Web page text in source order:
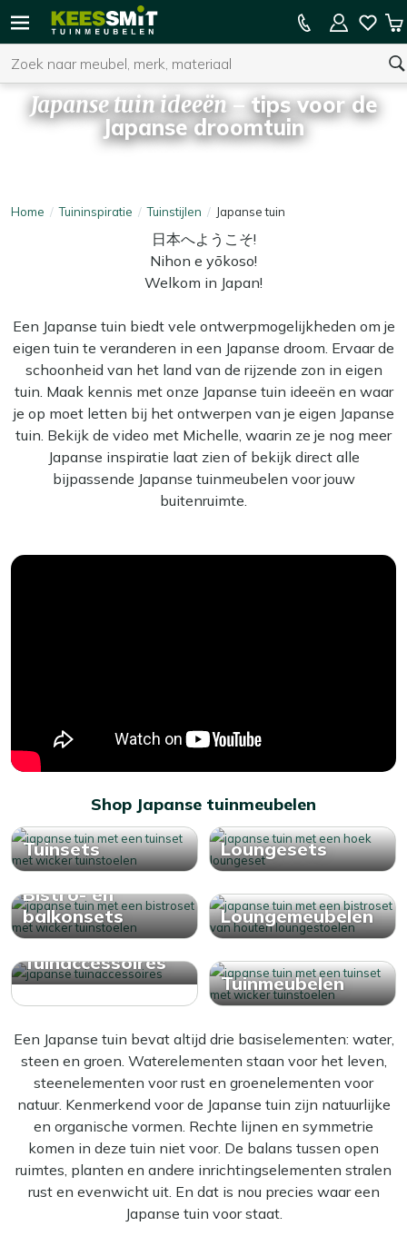
Kees
Tuinmeubelen
Zoeken
U heeft geen product(en) in uw winkelwagen.
15% kassakorting op de hele collectie
Japanse tuin ideeën– tips voor de
Japanse droomtuin
Home Tuininspiratie Tuinstijlen Japanse tuin
日本へようこそ!
Nihon e yōkoso!
Welkom in Japan!
Een Japanse tuin biedt vele ontwerpmogelijkheden om je
eigen tuin te veranderen in een Japanse droom. Ervaar de
schoonheid van het land van de rijzende zon in eigen
tuin. Maak kennis met onze Japanse tuin ideeën en waar
je op moet letten bij het ontwerpen van je eigen Japanse
tuin. Bekijk de video met Michelle, waarin ze je nog meer
Japanse inspiratie laat zien of bekijk direct alle
bijpassende Japanse tuinmeubelen voor jouw
buitenruimte.
Shop Japanse tuinmeubelen
Tuinsets
Loungesets
Bistro- en
balkonsets
Loungemeubelen
Tuinaccessoires
Tuinmeubelen
Een Japanse tuin bevat altijd drie basiselementen: water,
steen en groen. Waterelementen staan voor het leven,
steenelementen voor rust en groenelementen voor
natuur. Kenmerkend voor de Japanse tuin zijn natuurlijke
en organische vormen. Rechte lijnen en symmetrie
komen in deze tuin niet voor. De balans tussen open
ruimtes, planten en andere inrichtingselementen stralen
rust en evenwicht uit. En dat is nou precies waar een
Japanse tuin voor staat.